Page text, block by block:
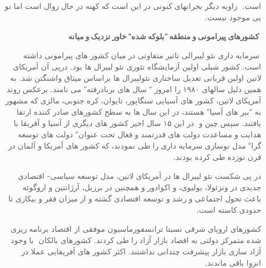
است. زاویه دیگر بحرانهای کنونی در این است که کهنه در حال زوال است اما نو
یی موجود نیست.
کشورهای پیرامونی و منطقه “بلوکه شده” خاور نزدیک و میانه
سرمایه داری نئو لیبرالی تاثیر متفاوتی در میان کشور های پیرامونی داشته
است. کشور شیلی اولین آزمایشگاه تئوری نئو لیبرال ها بود. درپی آن آمریکای
لاتین اولین قربانی تعدیل ساختاری نئولیبرال ها براساس میثاق واشنگتن شد. به
همین دلیل سالهای ۱۹۸۰ را امروز ” سال های بربادرفته” می نامند. برعکس روند
آمریکای لاتین، کشور های آسیایی سنگاپور، تایوان، کره جنوبی، مالزی که مشهور
به “ببر های آسیا” هستند، در این سال ها به سطح کشورهای صادر کننده ارتقا
یافتند. سپس چین و در این ۱۵ سال اخیر کشور های دیگری از آسیا و آفریقا با
هدایت و مساعدت دولت های قدرتمند و فعال تحت عنوان” دولت های توسعه
گرا” مدل نوسازی سرمایه داری را طی نمودند، که کشور های آمریکا و آلمان در
قرن نوزده طی کرده بودند.
در پی شکست نئو لیبرال ها در آمریکای لاتین، مدل توسعه سیاسی- اقتصادی
جدیدی در ونزئولا، بولیوی، و اکوادور و همچنین در برزیل، آرژانتین و اروگوئه
باعث تحول اجتماعی و رشد و توسعه اقتصادی گشته و از میزان فقر و بیکاری تا
حدودی کاسته است.
کشورهای اروپای شرقی نسبتا ترانسفورماسیون موفقی از اقتصاد برنامه ریزی
شده متمرکز دولتی به اقصاد بازار آزاد را طی کردند. کشورهای بالکان با وجود
آزاد سازی بازار پیشرفت چندانی نداشتند. اکثر کشور های آفریقایی عملا در
انزوا باقی ماندند.